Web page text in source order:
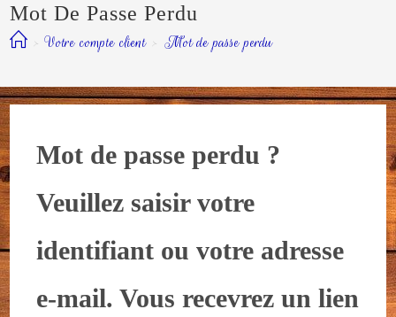
Mot De Passe Perdu
> Votre compte client > Mot de passe perdu
Mot de passe perdu ?
Veuillez saisir votre
identifiant ou votre adresse
e-mail. Vous recevrez un lien